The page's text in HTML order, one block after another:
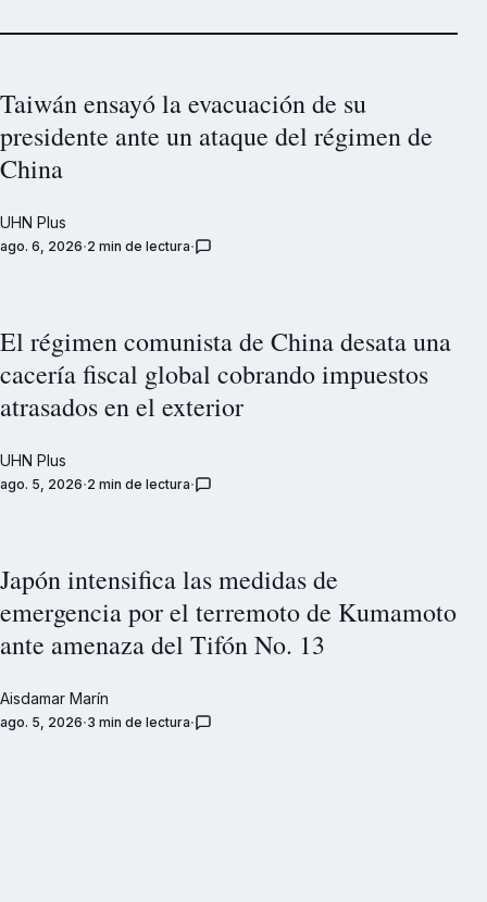
Taiwán ensayó la evacuación de su
presidente ante un ataque del régimen de
China
UHN Plus
ago. 6, 2026 2 min de lectura
El régimen comunista de China desata una
cacería fiscal global cobrando impuestos
atrasados en el exterior
UHN Plus
ago. 5, 2026 2 min de lectura
Japón intensifica las medidas de
emergencia por el terremoto de Kumamoto
ante amenaza del Tifón No. 13
Aisdamar Marín
ago. 5, 2026 3 min de lectura